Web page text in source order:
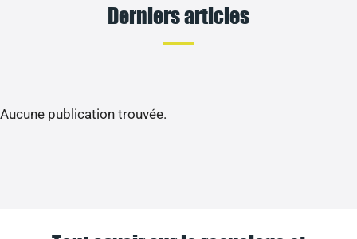
Derniers articles
Aucune publication trouvée.